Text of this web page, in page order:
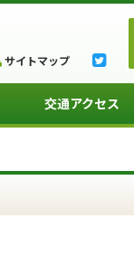
サイトマップ
交通アクセス